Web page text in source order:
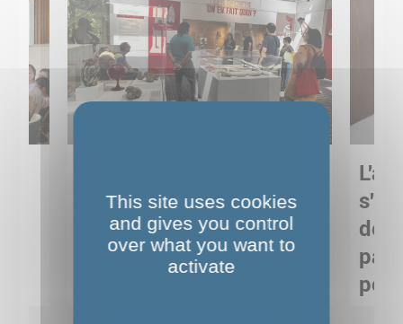
Musée de Préhistoire de
Nemours : apprendre
autrement grâce à la
de
This site uses cookies
and gives you control
over what you want to
activate